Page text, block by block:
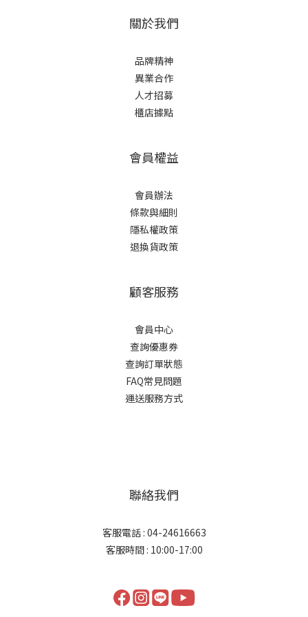
關於我們
品牌精神
異業合作
人才招募
櫃店據點
會員權益
會員辦法
條款與細則
隱私權政策
退換貨政策
顧客服務
會員中心
查詢優惠券
查詢訂單狀態
FAQ常見問題
運送服務方式
聯絡我們
客服電話 : 04-24616663
客服時間 : 10:00-17:00